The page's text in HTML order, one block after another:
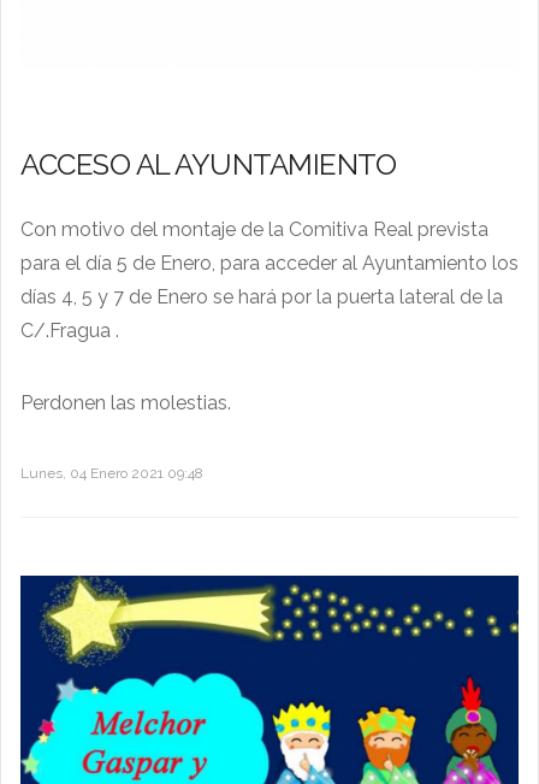
ACCESO AL AYUNTAMIENTO
Con motivo del montaje de la Comitiva Real prevista
para el día 5 de Enero, para acceder al Ayuntamiento los
días 4, 5 y 7 de Enero se hará por la puerta lateral de la
C/.Fragua .
Perdonen las molestias.
Lunes, 04 Enero 2021 09:48